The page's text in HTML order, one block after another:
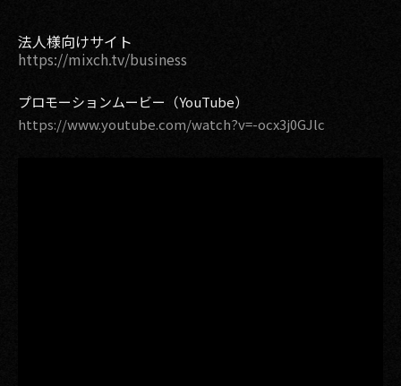
2021
2019
法人様向けサイト
https://mixch.tv/business
プロモーションムービー（YouTube）
https://www.youtube.com/watch?v=-ocx3j0GJlc